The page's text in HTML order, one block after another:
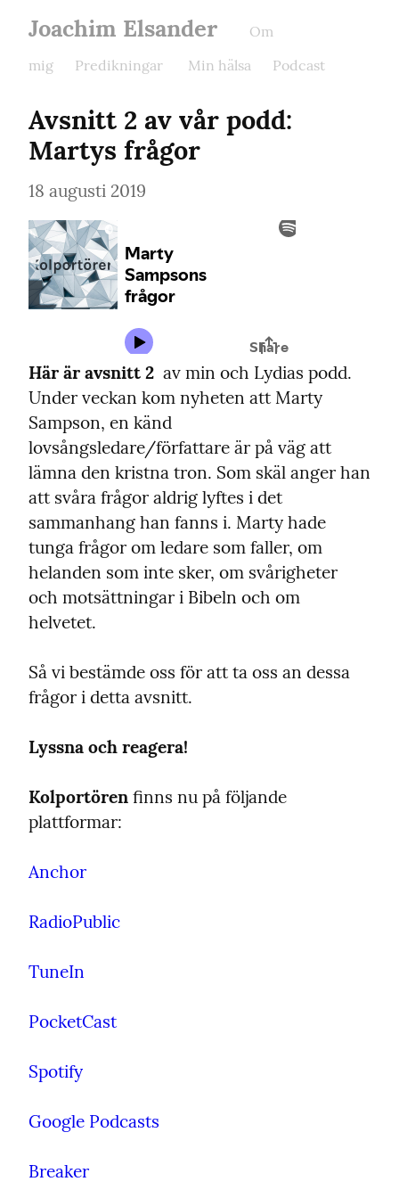
Joachim Elsander
Om
mig
Predikningar Min hälsa Podcast
Avsnitt 2 av vår podd:
Martys frågor
18 augusti 2019
Här är avsnitt 2
  av min och Lydias podd.
Under veckan kom nyheten att Marty
Sampson, en känd
lovsångsledare/författare är på väg att
lämna den kristna tron. Som skäl anger han
att svåra frågor aldrig lyftes i det
sammanhang han fanns i. Marty hade
tunga frågor om ledare som faller, om
helanden som inte sker, om svårigheter
och motsättningar i Bibeln och om
helvetet.
Så vi bestämde oss för att ta oss an dessa
frågor i detta avsnitt.
Lyssna och reagera!
Kolportören finns nu på följande
plattformar:
Anchor
RadioPublic
TuneIn
PocketCast
Spotify
Google Podcasts
Breaker